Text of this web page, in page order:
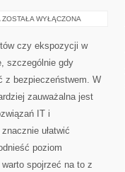
NEWSY
NAJWAŻNIEJSZE
WYDARZENIA
OSTATNICH
ZOSTAŁA WYŁĄCZONA
czy ekspozycji w
szczególnie gdy
z bezpieczeństwem. W
zauważalna jest
IT i
ułatwić
poziom
spojrzeć na to z